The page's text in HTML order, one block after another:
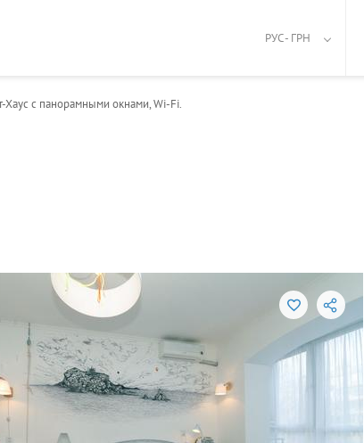
РУС - ГРН
Хаус с панорамными окнами, Wi-Fi.